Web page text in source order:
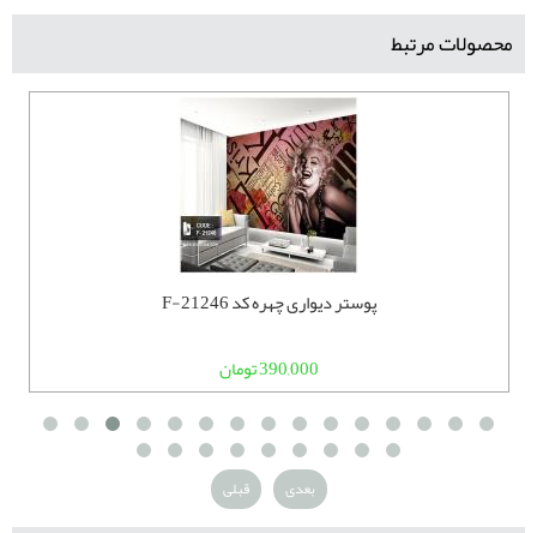
محصولات مرتبط
پوستر دیواری چهره کد F-21246
390,000 تومان
قبلی بعدی